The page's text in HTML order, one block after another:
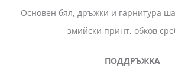
Основен бял, дръжки и гарнитура
змийски принт, обков
ПОДДРЪЖКА